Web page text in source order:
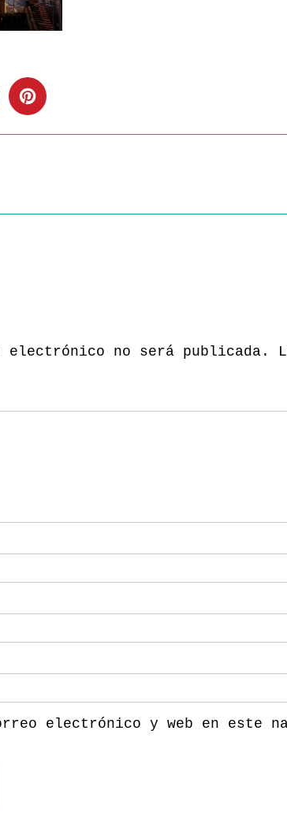
electrónico no será publicada.
electrónico y web en este